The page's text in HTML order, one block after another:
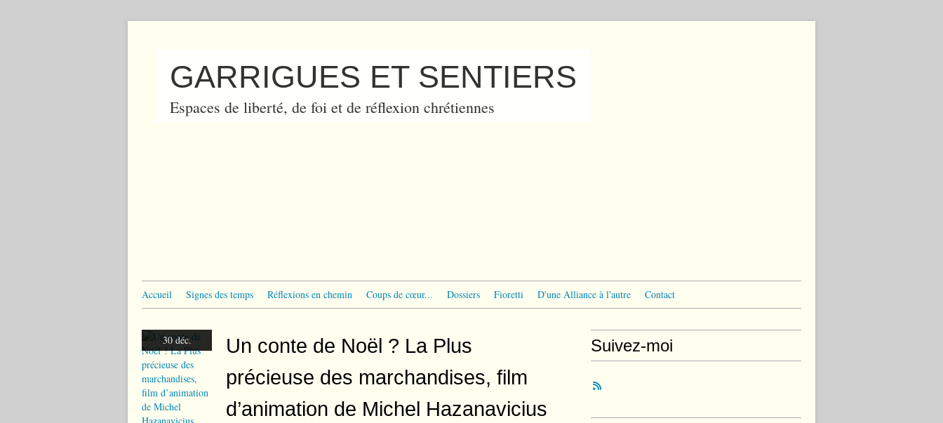
GARRIGUES ET SENTIERS
Espaces de liberté, de foi et de réflexion chrétiennes
Accueil Signes des temps Réflexions en chemin Coups de cœur... Dossiers Fioretti D'une Alliance à l'autre Contact
30 déc.
Un conte de Noël ? La Plus
précieuse des marchandises, film
d’animation de Michel Hazanavicius
Suivez-moi